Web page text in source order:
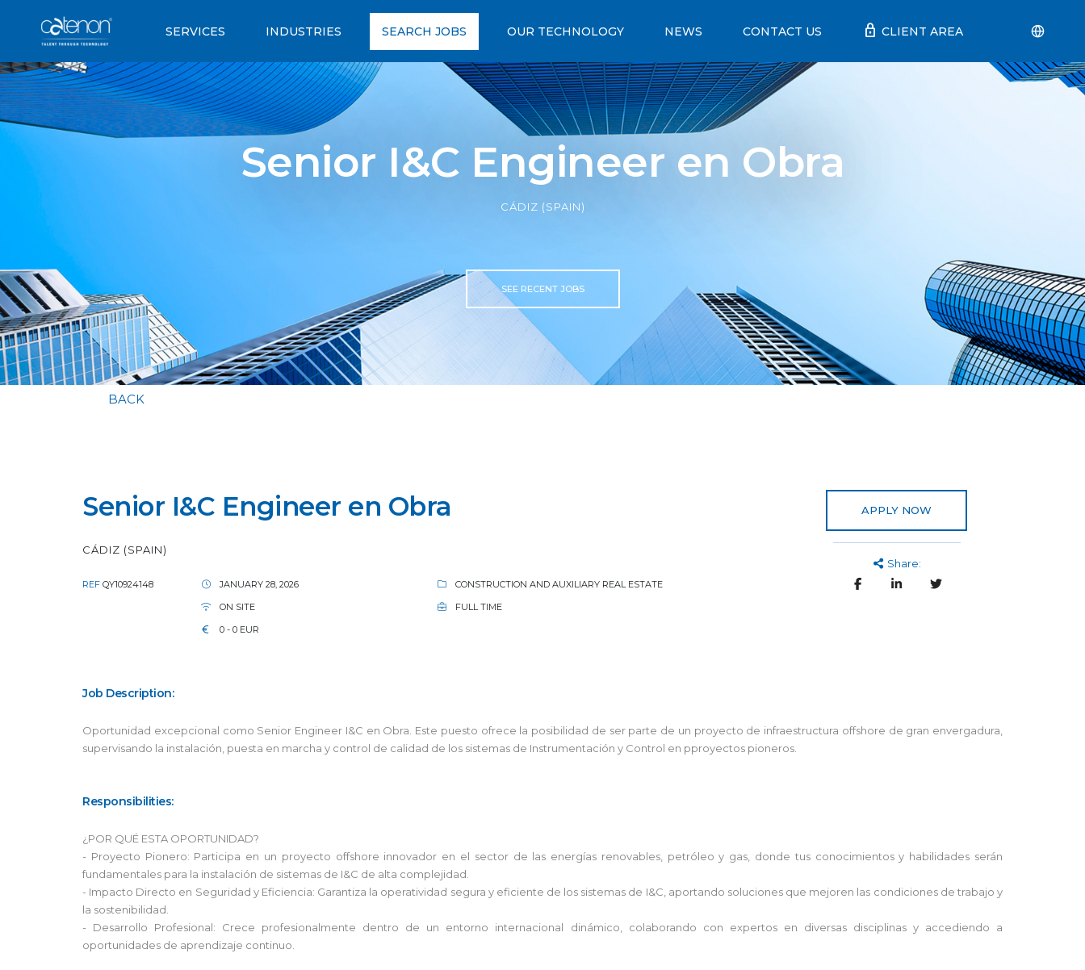
SERVICES INDUSTRIES SEARCH JOBS OUR TECHNOLOGY NEWS CONTACT US lock CLIENT AREA
Senior I&C Engineer en Obra
CÁDIZ (SPAIN)
SEE RECENT JOBS
BACK
Senior I&C Engineer en Obra
CÁDIZ (SPAIN)
REF QY10924148 JANUARY 28, 2026
CONSTRUCTION AND AUXILIARY REAL ESTATE
ON SITE
FULL TIME
0 - 0 EUR
APPLY NOW
Share:
Job Description:
Oportunidad excepcional como Senior Engineer I&C en Obra. Este puesto ofrece la posibilidad de ser parte de un proyecto de infraestructura offshore de gran envergadura,
supervisando la instalación, puesta en marcha y control de calidad de los sistemas de Instrumentación y Control en pproyectos pioneros.
Responsibilities:
¿POR QUÉ ESTA OPORTUNIDAD?
- Proyecto Pionero: Participa en un proyecto offshore innovador en el sector de las energías renovables, petróleo y gas, donde tus conocimientos y habilidades serán
fundamentales para la instalación de sistemas de I&C de alta complejidad.
- Impacto Directo en Seguridad y Eficiencia: Garantiza la operatividad segura y eficiente de los sistemas de I&C, aportando soluciones que mejoren las condiciones de trabajo y
la sostenibilidad.
- Desarrollo Profesional: Crece profesionalmente dentro de un entorno internacional dinámico, colaborando con expertos en diversas disciplinas y accediendo a
oportunidades de aprendizaje continuo.